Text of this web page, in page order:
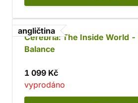
angličtina
Cerebria: The Inside World -
Balance
1 099 Kč
vyprodáno